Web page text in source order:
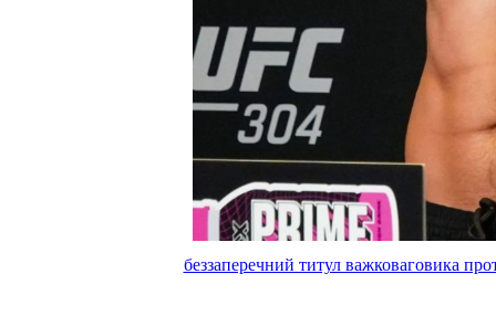
беззаперечний титул важковаговика